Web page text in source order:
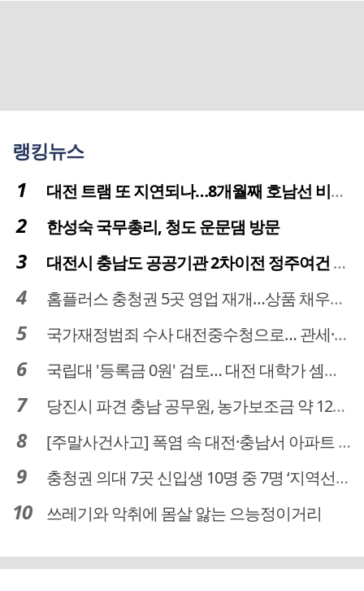
랭킹뉴스
대전 트램 또 지연되나…8개월째 호남선 비개착공사 시공사 선정 난항
한성숙 국무총리, 청도 운문댐 방문
대전시 충남도 공공기관 2차이전 정주여건 확보 시급
홈플러스 충청권 5곳 영업 재개…상품 채우기 ‘속도전’
국가재정범죄 수사 대전중수청으로… 관세·국세 수사 전문인력 주목
국립대 '등록금 0원' 검토… 대전 대학가 셈법 복잡
당진시 파견 충남 공무원, 농가보조금 약 12억 원 횡령…충남도, "엄정 조치할 것"
[주말사건사고] 폭염 속 대전·충남서 아파트 화재·정전 잇따라…주민 대피·불편
충청권 의대 7곳 신입생 10명 중 7명 ‘지역선발’… 대전도 69.7%
쓰레기와 악취에 몸살 앓는 으능정이거리